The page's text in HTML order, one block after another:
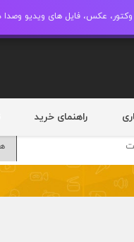
راهنمای خرید